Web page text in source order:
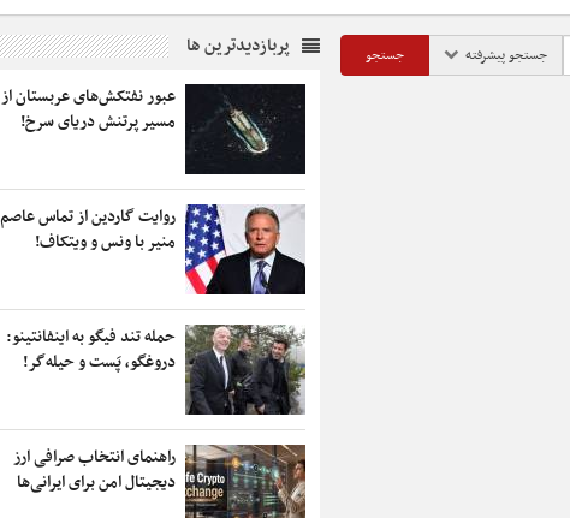
جستجو پیشرفته پربازدیدترین ها
عبور نفتکش‌های عربستان از
مسیر پرتنش دریای سرخ!
روایت گاردین از تماس عاصم
منیر با ونس و ویتکاف!
حمله تند فیگو به اینفانتینو:
دروغگو، پَست‌ و حیله‌گر!
راهنمای انتخاب صرافی ارز
دیجیتال امن برای ایرانی‌ها